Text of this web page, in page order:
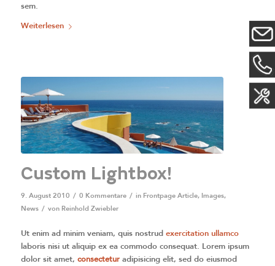
sem.
Weiterlesen
Custom Lightbox!
9. August 2010 / 0 Kommentare / in Frontpage Article, Images,
News / von Reinhold Zwiebler
Ut enim ad minim veniam, quis nostrud exercitation ullamco
laboris nisi ut aliquip ex ea commodo consequat. Lorem ipsum
dolor sit amet, consecteturadipisicing elit, sed do eiusmod